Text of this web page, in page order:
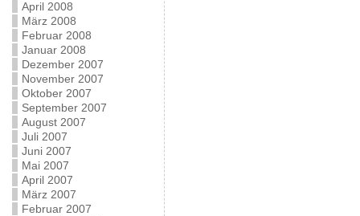
April 2008
März 2008
Februar 2008
Januar 2008
Dezember 2007
November 2007
Oktober 2007
September 2007
August 2007
Juli 2007
Juni 2007
Mai 2007
April 2007
März 2007
Februar 2007